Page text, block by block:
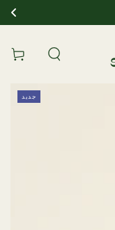
عربة
جديد